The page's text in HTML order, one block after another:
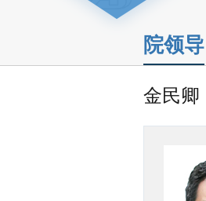
院领导
金民卿